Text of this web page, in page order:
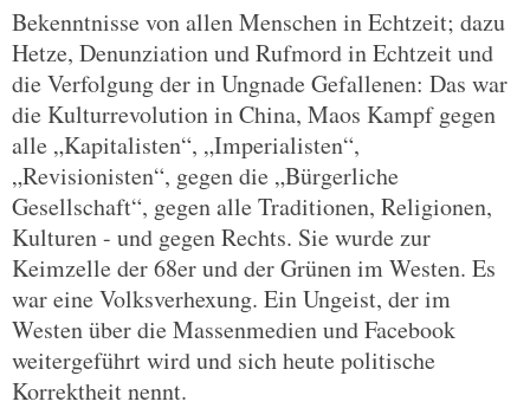
Bekenntnisse von allen Menschen in Echtzeit; dazu
Hetze, Denunziation und Rufmord in Echtzeit und
die Verfolgung der in Ungnade Gefallenen: Das war
die Kulturrevolution in China, Maos Kampf gegen
alle „Kapitalisten“, „Imperialisten“,
„Revisionisten“, gegen die „Bürgerliche
Gesellschaft“, gegen alle Traditionen, Religionen,
Kulturen - und gegen Rechts. Sie wurde zur
Keimzelle der 68er und der Grünen im Westen. Es
war eine Volksverhexung. Ein Ungeist, der im
Westen über die Massenmedien und Facebook
weitergeführt wird und sich heute politische
Korrektheit nennt.